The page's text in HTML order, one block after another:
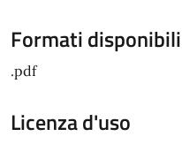
Formati disponibili
.pdf
Licenza d'uso